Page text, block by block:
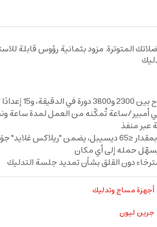
أجهزة مساج وتدليك
جرين ليون